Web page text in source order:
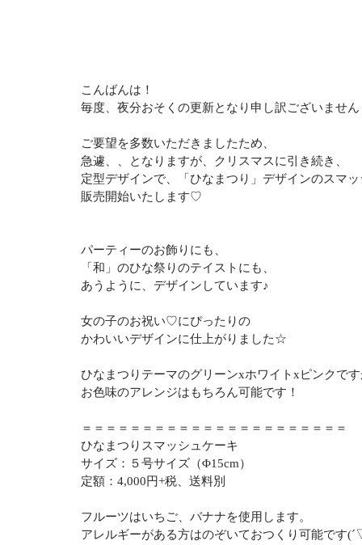
こんばんは！
毎度、夜分おそくの更新となり申し訳ございません
ご要望を多数いただきましたため、
急遽、、となりますが、クリスマスに引き続き、
定型デザインで、「ひなまつり」デザインのスマ
販売開始いたします♡
パーティーのお飾りにも、
「和」のひな祭りのテイストにも、
あうように、デザインしています♪
女の子のお祝い♡にぴったりの
かわいいデザインに仕上がりました☆
ひなまつりテーマのグリーンxホワイトxピンクで
お色味のアレンジはもちろん可能です！
＝＝＝＝＝＝＝＝＝＝＝＝＝＝＝＝＝＝＝＝＝＝
ひなまつりスマッシュケーキ
サイズ：５号サイズ（Φ15cm）
定額：4,000円+税、送料別
フルーツはいちご、バナナを使用します。
アレルギーがある方はのぞいておつくり可能です